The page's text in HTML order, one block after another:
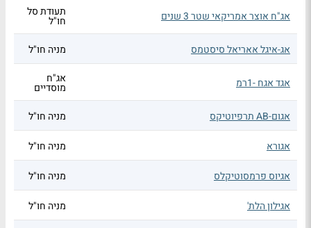
אג"ח אוצר אמריקאי שטר 3 שנים תעודת סל
חו"ל
אג-איגל אאריאל סיסטמס
מניה חו"ל
אגד אגח -1רמ אג"ח
מוסדיים
אגום-AB תרפיוטיקס
מניה חו"ל
אגורא מניה חו"ל
אגיוס פרמסוטיקלס מניה חו"ל
אגילון הלת' מניה חו"ל